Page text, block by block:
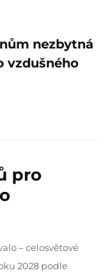
nezbytná
vzdušného
pro
– celosvětové
2028 podle